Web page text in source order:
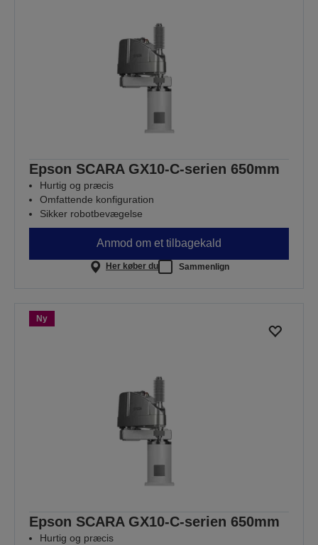
Epson SCARA GX10-C-serien 650mm
Hurtig og præcis
Omfattende konfiguration
Sikker robotbevægelse
Anmod om et tilbagekald
Her køber du Sammenlign
Ny
Epson SCARA GX10-C-serien 650mm
Hurtig og præcis